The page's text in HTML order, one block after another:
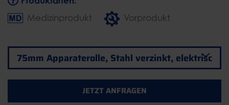
Medizinprodukt Vorprodukt
JETZT ANFRAGEN